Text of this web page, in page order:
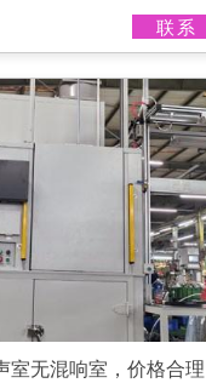
联系
室无混响室，价格合理